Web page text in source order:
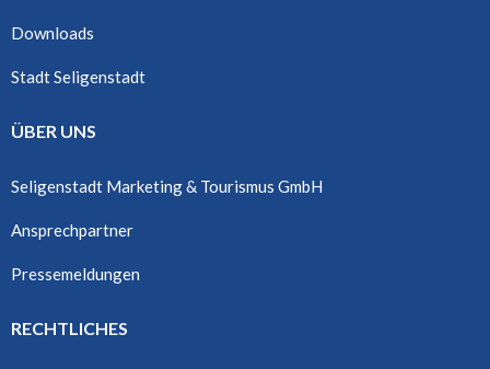
Downloads
Stadt Seligenstadt
ÜBER UNS
Seligenstadt Marketing & Tourismus GmbH
Ansprechpartner
Pressemeldungen
RECHTLICHES